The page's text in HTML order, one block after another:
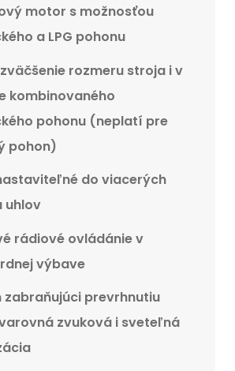
motor s možnosťou
a LPG pohonu
rozmeru stroja i v
kombinovaného
pohonu (neplatí pre
pohon)
do viacerých
uhlov
rádiové ovládánie v
výbave
zabraňujúci prevrhnutiu
zvuková i sveteľná